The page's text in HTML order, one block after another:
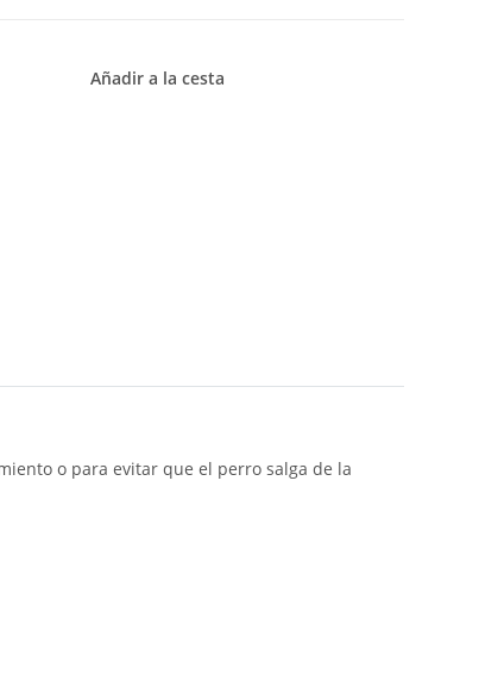
Añadir a la cesta
o para evitar que el perro salga de la